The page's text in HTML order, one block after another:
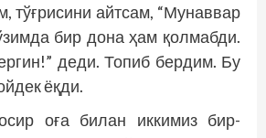
тўғрисини айтсам, “Мунаввар
бир дона ҳам қолмабди.
деди. Топиб бердим. Бу
ёқди.
оға билан иккимиз бир-